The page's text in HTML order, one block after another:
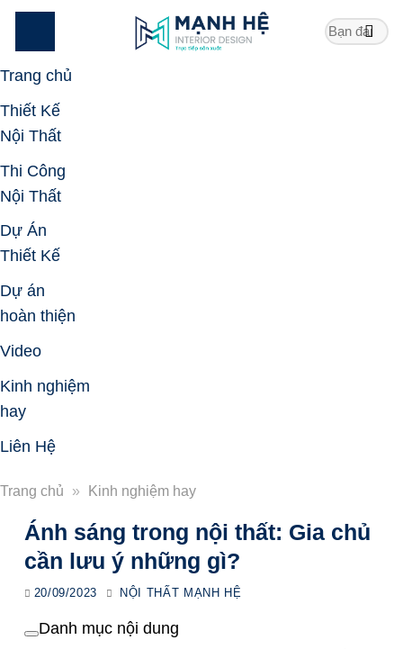
Skip
Trang chủ
Thiết Kế
Nội Thất
Thi Công
Nội Thất
Dự Án
Thiết Kế
Dự án
hoàn thiện
Video
Kinh nghiệm
hay
Liên Hệ
Trang chủ » Kinh nghiệm hay
Ánh sáng trong nội thất: Gia chủ
cần lưu ý những gì?
20/09/2023 NỘI THẤT MẠNH HỆ
Danh mục nội dung